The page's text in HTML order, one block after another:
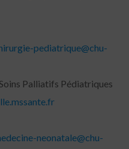
pediatrique@chu-
Palliatifs Pédiatriques
neonatale@chu-